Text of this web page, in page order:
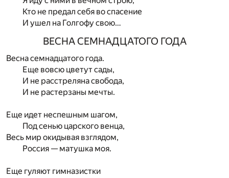
Кто не предал себя во спасение
И ушел на Голгофу свою…
ВЕСНА СЕМНАДЦАТОГО ГОДА
Весна семнадцатого года.
Еще вовсю цветут сады,
И не расстреляна свобода,
И не растерзаны мечты.
Еще идет неспешным шагом,
Под сенью царского венца,
Весь мир окидывая взглядом,
Россия — матушка моя.
Еще гуляют гимназистки